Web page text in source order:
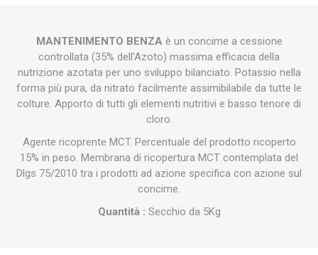
MANTENIMENTO BENZAè un concime a cessione
controllata (35% dell'Azoto) massima efficacia della
nutrizione azotata per uno sviluppo bilanciato. Potassio nella
forma più pura, da nitrato facilmente assimibilabile da tutte le
colture. Apporto di tutti gli elementi nutritivi e basso tenore di
cloro.
Agente ricoprente MCT. Percentuale del prodotto ricoperto
15% in peso. Membrana di ricopertura MCT contemplata del
Dlgs 75/2010 tra i prodotti ad azione specifica con azione sul
concime.
Quantità : Secchio da 5Kg